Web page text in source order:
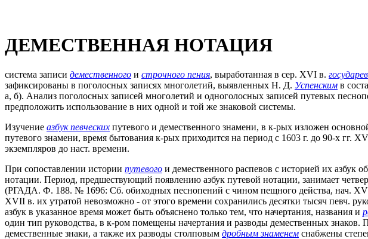
ДЕМЕСТВЕННАЯ НОТАЦИЯ
система записи демественного и строчного пения, выработанная в сер. XVI в.
зафиксированы в поголосных записях многолетий, выявленных Н. Д. Успенским в
а, б). Анализ поголосных записей многолетий и одноголосных записей путевых
предположить использование в них одной и той же знаковой системы.
Изучение азбук певческих путевого и демественного знамени, в к-рых изложен
путевого знамени, время бытования к-рых приходится на период с 1603 г. до 90-х гг.
экземпляров до наст. времени.
При сопоставлении истории путевого и демественного распевов с историей их азбук
нотации. Период, предшествующий появлению азбук путевой нотации, занимает
(РГАДА. Ф. 188. № 1696: Сб. обиходных песнопений с чином пещного действа, нач.
XVII в. их утратой невозможно - от этого времени сохранились десятки тысяч певч.
азбук в указанное время может быть объяснено только тем, что начертания, названия и
один тип руководства, в к-ром помещены начертания и разводы демественных знаков.
демественные знаки, а также их разводы столповым дробным знаменем снабжены